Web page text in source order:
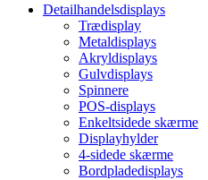
Detailhandelsdisplays
Trædisplay
Metaldisplays
Akryldisplays
Gulvdisplays
Spinnere
POS-displays
Enkeltsidede skærme
Displayhylder
4-sidede skærme
Bordpladedisplays